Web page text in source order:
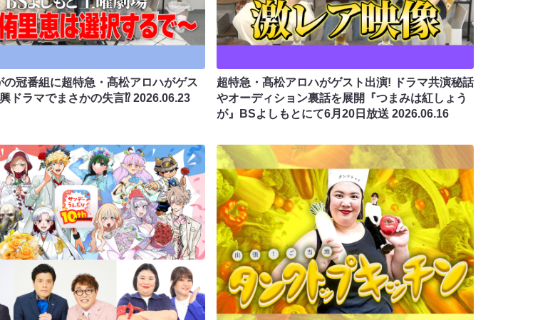
の冠番組に超特急・髙松アロハがゲス
興ドラマでまさかの失言⁉2026.06.23
超特急・髙松アロハがゲスト出演! ドラマ共演秘話
やオーディション裏話を展開『つまみは紅しょう
が』BSよしもとにて6月20日放送 2026.06.16